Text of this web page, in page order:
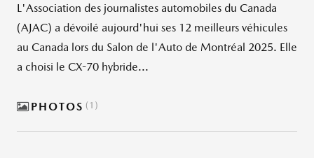
L'Association des journalistes automobiles du Canada
(AJAC) a dévoilé aujourd'hui ses 12 meilleurs véhicules
au Canada lors du Salon de l'Auto de Montréal 2025. Elle
a choisi le CX-70 hybride...
PHOTOS 1